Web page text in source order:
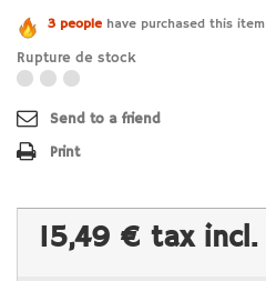
3 people have purchased this item
Rupture de stock
Send to a friend
Print
15,49 € tax incl.